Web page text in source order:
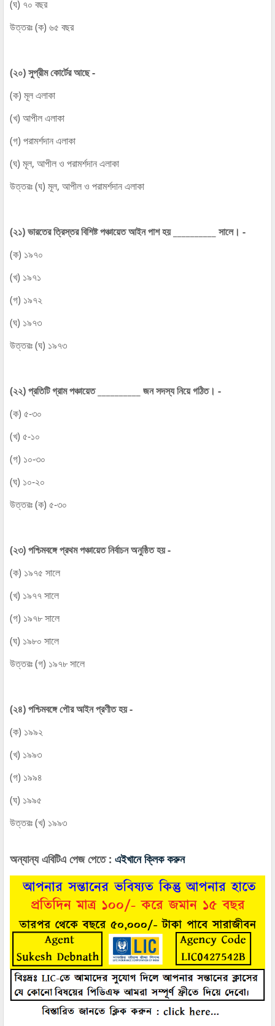
(ঘ) ৭০ বছর
উত্তরঃ (ক) ৬৫ বছর
(২০) সুপ্রীম কোর্টের আছে -
(ক) মূল এলাকা
(খ) আপীল এলাকা
(গ) পরামর্শদান এলাকা
(ঘ) মূল, আপীল ও পরামর্শদান এলাকা
উত্তরঃ (ঘ) মূল, আপীল ও পরামর্শদান এলাকা
(২১) ভারতের ত্রিস্তর বিশিষ্ট পঞ্চায়েত আইন পাশ হয় __________ সালে। -
(ক) ১৯৭০
(খ) ১৯৭১
(গ) ১৯৭২
(ঘ) ১৯৭৩
উত্তরঃ (ঘ) ১৯৭৩
(২২) প্রতিটি গ্রাম পঞ্চায়েত __________ জন সদস্য নিয়ে গঠিত। -
(ক) ৫-৩০
(খ) ৫-১০
(গ) ১০-৩০
(ঘ) ১০-২০
উত্তরঃ (ক) ৫-৩০
(২৩) পশ্চিমবঙ্গে প্রথম পঞ্চায়েত নির্বাচন অনুষ্ঠিত হয় -
(ক) ১৯৭৫ সালে
(খ) ১৯৭৭ সালে
(গ) ১৯৭৮ সালে
(ঘ) ১৯৮০ সালে
উত্তরঃ (গ) ১৯৭৮ সালে
(২৪) পশ্চিমবঙ্গে পৌর আইন প্রণীত হয় -
(ক) ১৯৯২
(খ) ১৯৯৩
(গ) ১৯৯৪
(ঘ) ১৯৯৫
উত্তরঃ (খ) ১৯৯৩
অন্যান্য এবিটিএ পেজ পেতে : এইখানে ক্লিক করুন